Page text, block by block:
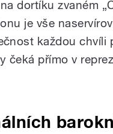
dortíku zvaném
je vše
každou chvíli
čeká přímo v